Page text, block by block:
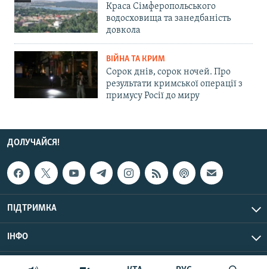
Краса Сімферопольського
водосховища та занедбаність
довкола
ВІЙНА ТА КРИМ
Сорок днів, сорок ночей. Про
результати кримської операції з
примусу Росії до миру
ДОЛУЧАЙСЯ!
ПІДТРИМКА
ІНФО